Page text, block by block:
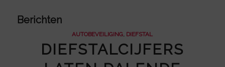
Berichten
AUTOBEVEILIGING, DIEFSTAL
DIEFSTALCIJFERS